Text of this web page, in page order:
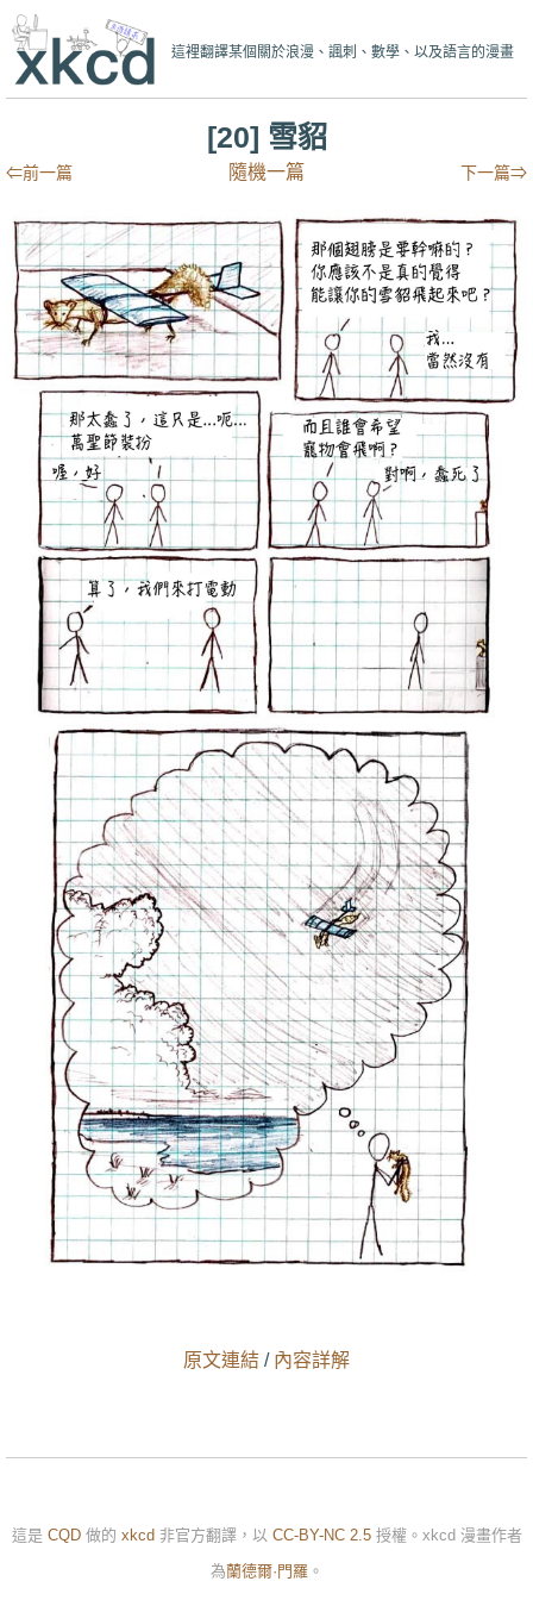
這裡翻譯某個關於浪漫、諷刺、數學、以及語言的漫畫
[20] 雪貂
⇐前一篇 隨機一篇 下一篇⇒
原文連結 / 內容詳解
這是 CQD做的 xkcd 非官方翻譯，以 CC-BY-NC 2.5授權。xkcd 漫畫作者
為蘭德爾·門羅。